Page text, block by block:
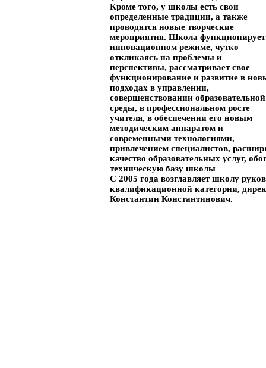
Кроме того, у школы есть свои
определенные традиции, а также
проводятся новые творческие
мероприятия. Школа
инновационном режиме, чутко
откликаясь на проблемы и
перспективы, рассматривает свое
функционирование и развитие в
подходах в управлении,
совершенствовании образовательной
среды, в профессиональном росте
учителя, в обеспечении его новым
методическим аппаратом и
современными технологиями,
привлечением специалистов,
качество образовательных услуг,
техническую базу школы
С 2005 года возглавляет школу
квалификационной категории,
Константин Константинович.